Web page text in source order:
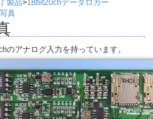
製品>18bit20chデータロガー
真
のアナログ入力を持っています。